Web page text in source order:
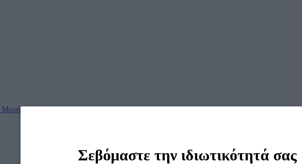
Σεβόμαστε την ιδιωτικότητά σας
ΜονόπορταΒιτρίνα Συντήρησης TC 600 B PREMIUM